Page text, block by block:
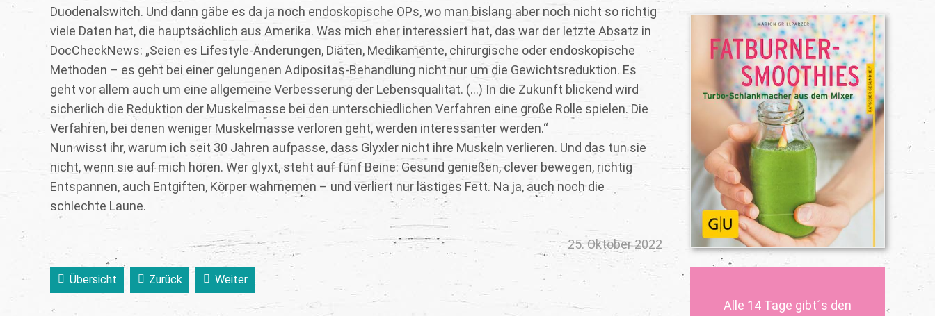
Alle 14 Tage gibt´s den
Duodenalswitch. Und dann gäbe es da ja noch endoskopische OPs, wo man bislang aber noch nicht so richtig
viele Daten hat, die hauptsächlich aus Amerika. Was mich eher interessiert hat, das war der letzte Absatz in
DocCheckNews: „Seien es Lifestyle-Änderungen, Diäten, Medikamente, chirurgische oder endoskopische
Methoden – es geht bei einer gelungenen Adipositas-Behandlung nicht nur um die Gewichtsreduktion. Es
geht vor allem auch um eine allgemeine Verbesserung der Lebensqualität. (...) In die Zukunft blickend wird
sicherlich die Reduktion der Muskelmasse bei den unterschiedlichen Verfahren eine große Rolle spielen. Die
Verfahren, bei denen weniger Muskelmasse verloren geht, werden interessanter werden.“
Nun wisst ihr, warum ich seit 30 Jahren aufpasse, dass Glyxler nicht ihre Muskeln verlieren. Und das tun sie
nicht, wenn sie auf mich hören. Wer glyxt, steht auf fünf Beine: Gesund genießen, clever bewegen, richtig
Entspannen, auch Entgiften, Körper wahrnemen – und verliert nur lästiges Fett. Na ja, auch noch die
schlechte Laune.
25. Oktober 2022
Übersicht Zurück Weiter